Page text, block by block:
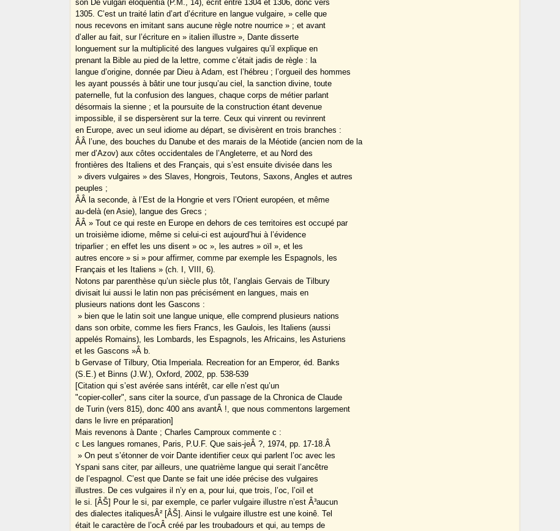
son De vulgari eloquentia (P.M., 14), écrit entre 1304 et 1306, donc vers
1305. C’est un traité latin d’art d’écriture en langue vulgaire, » celle que
nous recevons en imitant sans aucune règle notre nourrice » ; et avant
d’aller au fait, sur l’écriture en » italien illustre », Dante disserte
longuement sur la multiplicité des langues vulgaires qu’il explique en
prenant la Bible au pied de la lettre, comme c’était jadis de règle : la
langue d’origine, donnée par Dieu à Adam, est l’hébreu ; l’orgueil des hommes
les ayant poussés à bâtir une tour jusqu’au ciel, la sanction divine, toute
paternelle, fut la confusion des langues, chaque corps de métier parlant
désormais la sienne ; et la poursuite de la construction étant devenue
impossible, il se dispersèrent sur la terre. Ceux qui vinrent ou revinrent
en Europe, avec un seul idiome au départ, se divisèrent en trois branches :
Â­Â l’une, des bouches du Danube et des marais de la Méotide (ancien nom de la
mer d’Azov) aux côtes occidentales de l’Angleterre, et au Nord des
frontières des Italiens et des Français, qui s’est ensuite divisée dans les
» divers vulgaires » des Slaves, Hongrois, Teutons, Saxons, Angles et autres
peuples ;
Â­Â la seconde, à l’Est de la Hongrie et vers l’Orient européen, et même
au-delà (en Asie), langue des Grecs ;
Â­Â » Tout ce qui reste en Europe en dehors de ces territoires est occupé par
un troisième idiome, même si celui-ci est aujourd’hui à l’évidence
triparlier ; en effet les uns disent » oc », les autres » oïl », et les
autres encore » si » pour affirmer, comme par exemple les Espagnols, les
Français et les Italiens » (ch. I, VIII, 6).
Notons par parenthèse qu’un siècle plus tôt, l’anglais Gervais de Tilbury
divisait lui aussi le latin non pas précisément en langues, mais en
plusieurs nations dont les Gascons :
» bien que le latin soit une langue unique, elle comprend plusieurs nations
dans son orbite, comme les fiers Francs, les Gaulois, les Italiens (aussi
appelés Romains), les Lombards, les Espagnols, les Africains, les Asturiens
et les Gascons »Â b.
b Gervase of Tilbury, Otia Imperiala. Recreation for an Emperor, éd. Banks
(S.E.) et Binns (J.W.), Oxford, 2002, pp. 538-539
[Citation qui s’est avérée sans intérêt, car elle n’est qu’un
"copier-coller", sans citer la source, d’un passage de la Chronica de Claude
de Turin (vers 815), donc 400 ans avantÂ !, que nous commentons largement
dans le livre en préparation]
Mais revenons à Dante ; Charles Camproux commente c :
c Les langues romanes, Paris, P.U.F. Que sais-jeÂ ?, 1974, pp. 17-18.Â
» On peut s’étonner de voir Dante identifier ceux qui parlent l’oc avec les
Yspani sans citer, par ailleurs, une quatrième langue qui serait l’ancêtre
de l’espagnol. C’est que Dante se fait une idée précise des vulgaires
illustres. De ces vulgaires il n’y en a, pour lui, que trois, l’oc, l’oïl et
le si. [ÂŠ] Pour le si, par exemple, ce parler vulgaire illustre n’est Â³aucun
des dialectes italiquesÂ² [ÂŠ]. Ainsi le vulgaire illustre est une koinê. Tel
était le caractère de l’ocÂ créé par les troubadours et qui, au temps de